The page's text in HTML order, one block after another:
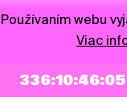
336:10:46:05
Používaním webu
Viac